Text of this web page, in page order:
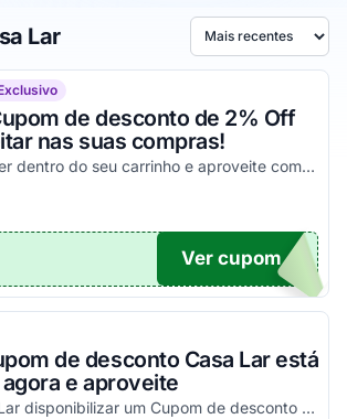
Lar Ordenar por
de desconto de 2% Off
nas suas compras!
Aplique o voucher dentro do seu carrinho e aproveite com descontos imperdíveis!
funcionou
UPOM
Ver cupom
de desconto Casa Lar está
e aproveite
Quando a Casa Lar disponibilizar um Cupom de desconto você poderá encontrá-lo aqui!